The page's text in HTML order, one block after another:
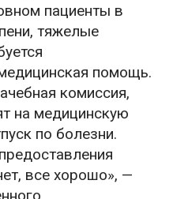
пациенты в
тяжелые
помощь.
комиссия,
на медицинскую
по болезни.
все хорошо», —